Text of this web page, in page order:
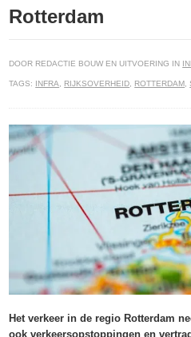
Rotterdam
DOOR REDACTIE BOUW EN UITVOERING IN
TAGS: INFRA, RIJKSOVERHEID, ROTTERDAM,
Het verkeer in de regio Rotterdam
ook verkeersopstoppingen en